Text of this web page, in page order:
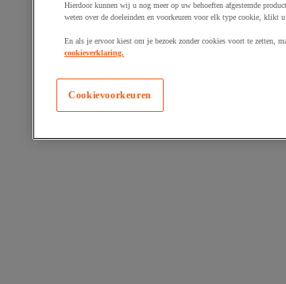
Hierdoor kunnen wij u nog meer op uw behoeften afgestemde
weten over de doeleinden en voorkeuren voor elk type cookie, klikt
En als je ervoor kiest om je bezoek zonder cookies voort te zetten,
cookieverklaring.
Cookievoorkeuren